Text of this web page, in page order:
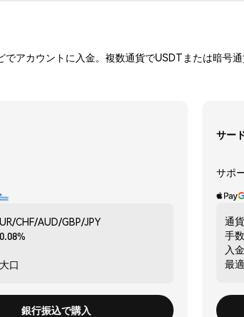
アカウントに入金。複数通貨でUSDTまたは暗号
CHF/AUD/GBP/JPY
0.08%
大口
銀行振込で購入
サー
サポ
通貨
手
入金
最